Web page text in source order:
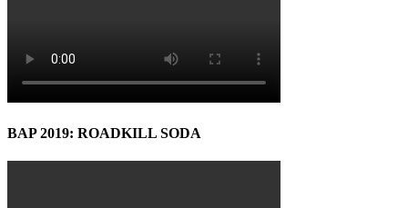
BAP 2019: ROADKILL SODA